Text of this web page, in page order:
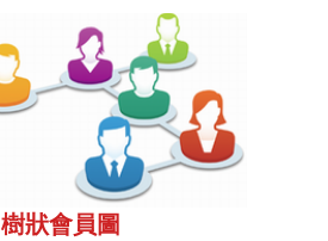
樹狀會員圖